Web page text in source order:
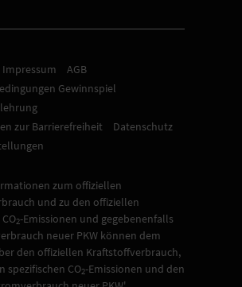
Impressum
AGB
Gewinnspiel
zur Barrierefreiheit
Datenschutz
zum offiziellen
und zu den offiziellen
2-Emissionen und gegebenenfalls
neuer PKW können dem
den offiziellen Kraftstoffverbrauch,
spezifischen CO2-Emissionen und den